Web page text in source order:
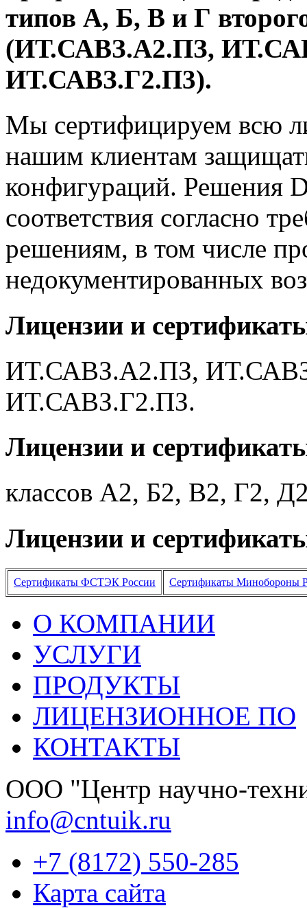
типов А, Б, В и Г
(ИТ.САВЗ.А2.ПЗ,
ИТ.САВЗ.Г2.П3).
Мы сертифицируем всю
нашим клиентам
конфигураций. Решения
соответствия согласно
решениям, в том числе
недокументированных
Лицензии и
ИТ.САВЗ.А2.ПЗ,
ИТ.САВЗ.Г2.ПЗ.
Лицензии и
классов А2, Б2, В2, Г2,
Лицензии и
Сертификаты ФСТЭК России Сертификаты Минобороны
О КОМПАНИИ
УСЛУГИ
ПРОДУКТЫ
ЛИЦЕНЗИОННОЕ ПО
КОНТАКТЫ
OOО "Центр научно-
info@cntuik.ru
+7 (8172) 550-285
Карта сайта